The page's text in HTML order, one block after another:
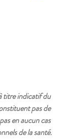
titre indicatif du
pas de
en aucun cas
de la santé.